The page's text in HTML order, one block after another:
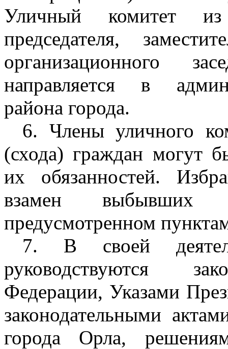
Уличный комитет из
председателя,
организационного
направляется в
района города.
6. Члены уличного
(схода) граждан могут
их обязанностей.
взамен выбывших
предусмотренном
7. В своей
руководствуются
Федерации, Указами
законодательными
города Орла,